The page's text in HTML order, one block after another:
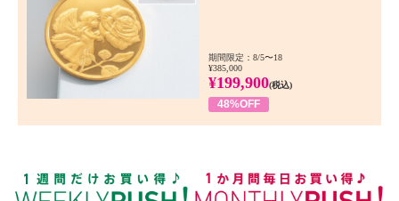
期間限定：8/5〜18
¥385,000
¥199,900(税込)
48%OFF